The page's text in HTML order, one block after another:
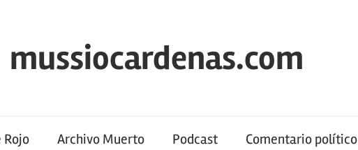
mussiocardenas.com
Archivo Muerto Podcast Comentario político